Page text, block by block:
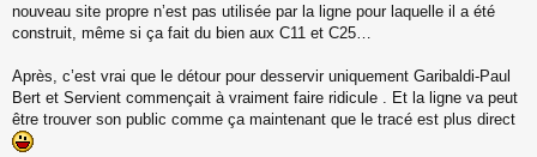
g
e
o
n
u
nouveau site propre n’est pas utilisée par la ligne pour laquelle il a été
construit, même si ça fait du bien aux C11 et C25…
Après, c’est vrai que le détour pour desservir uniquement Garibaldi-Paul
Bert et Servient commençait à vraiment faire ridicule . Et la ligne va peut
être trouver son public comme ça maintenant que le tracé est plus direct